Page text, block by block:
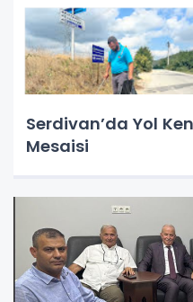
Serdivan’da Yol
Mesaisi